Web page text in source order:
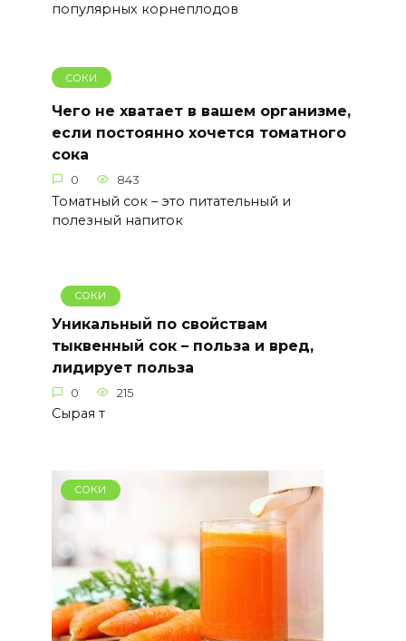
популярных корнеплодов
СОКИ
Чего не хватает в вашем организме,
если постоянно хочется томатного
сока
0 843
Томатный сок – это питательный и
полезный напиток
СОКИ
Уникальный по свойствам
тыквенный сок – польза и вред,
лидирует польза
0 215
Сырая т
СОКИ